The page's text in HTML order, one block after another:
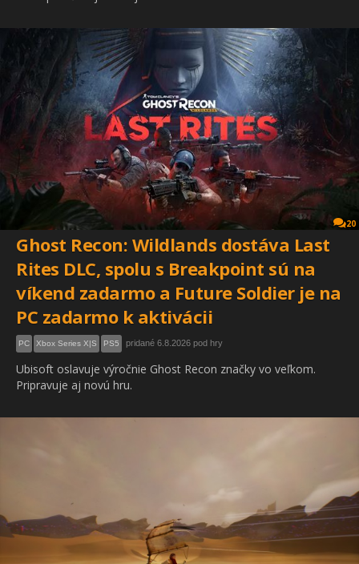
20
Ghost Recon: Wildlands dostáva Last
Rites DLC, spolu s Breakpoint sú na
víkend zadarmo a Future Soldier je na
PC zadarmo k aktivácii
PC Xbox Series X|S PS5 pridané 6.8.2026 pod hry
Ubisoft oslavuje výročnie Ghost Recon značky vo veľkom.
Pripravuje aj novú hru.